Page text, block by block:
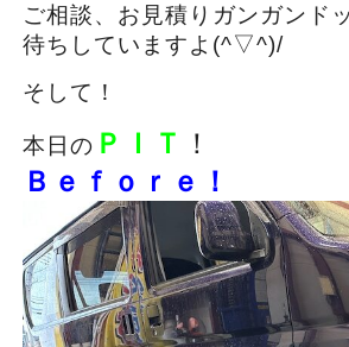
ご相談、お見積りガンガンド
待ちしていますよ(^▽^)/
そして！
本日の ＰＩＴ ！
Ｂｅｆｏｒｅ！